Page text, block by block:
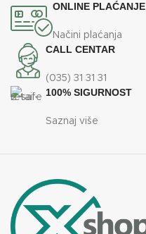
ONLINE PLAĆANJE
Načini plaćanja
CALL CENTAR
(035) 31 31 31
100% SIGURNOST
Saznaj više